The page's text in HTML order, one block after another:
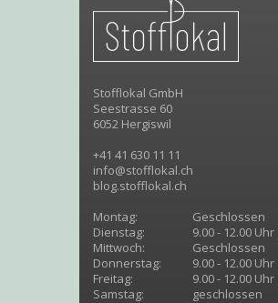
Stofflokal GmbH
Seestrasse 60
6052 Hergiswil
+41 41 630 11 11
info@stofflokal.ch
blog.stofflokal.ch
Montag:
Geschlossen
Dienstag:
9.00 - 12.00
Mittwoch:
Geschlossen
Donnerstag:
9.00 - 12.00
Freitag:
9.00 - 12.00
Samstag:
geschlossen